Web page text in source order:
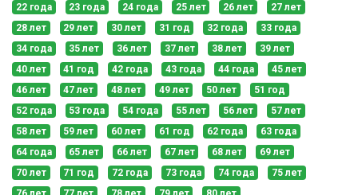
22 года
23 года 24 года 25 лет 26 лет
27 лет
28 лет
29 лет 30 лет 31 год 32 года
33 года
34 года
35 лет 36 лет 37 лет 38 лет
39 лет
40 лет
41 год 42 года 43 года 44 года
45 лет
46 лет
47 лет 48 лет 49 лет 50 лет
51 год
52 года
53 года 54 года 55 лет 56 лет
57 лет
58 лет
59 лет 60 лет 61 год 62 года
63 года
64 года
65 лет 66 лет 67 лет 68 лет
69 лет
70 лет
71 год 72 года 73 года 74 года
75 лет